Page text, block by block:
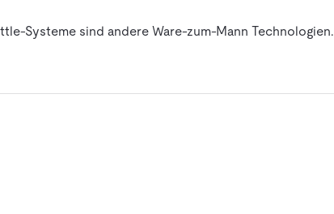
Systeme sind andere Ware-zum-Mann Technologien.